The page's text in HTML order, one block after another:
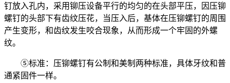
钉放入孔内，采用铆压设备平行的均匀的在头部平压，因压铆
螺钉的头部下有齿纹压花，当压入后，基体在压铆螺钉的周围
产生变形，和齿纹发生咬合现象，从而形成一个牢固的外螺
纹。
⑤标准：压铆螺钉有公制和美制两种标准，具体牙纹和普
通紧固件一样。